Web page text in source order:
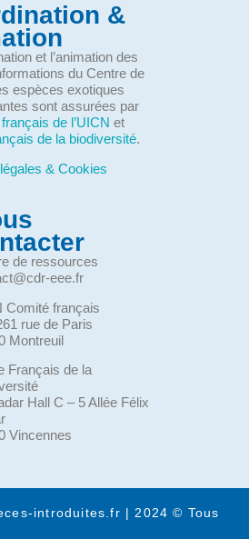
&
et l’animation des
du Centre de
espèces exotiques
sont assurées par
de l’UICN et
de la biodiversité.
& Cookies
de ressources
eee.fr
Comité français
rue de Paris
Montreuil
Français de la
Hall C – 5 Allée Félix
Vincennes
introduites.fr | 2024 © Tous